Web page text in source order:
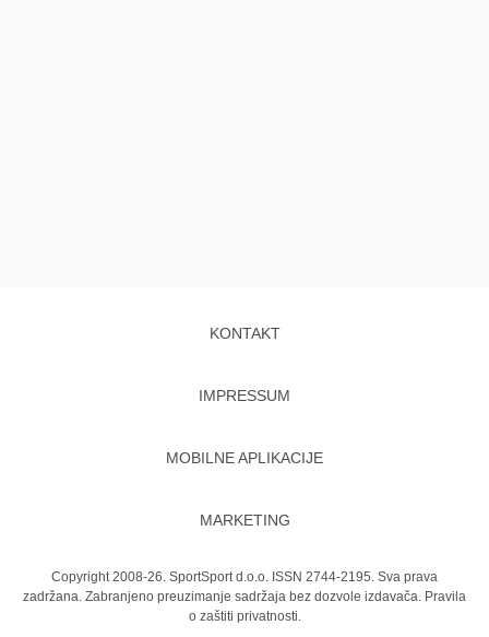
KONTAKT
IMPRESSUM
MOBILNE APLIKACIJE
MARKETING
Copyright 2008-26. SportSport d.o.o. ISSN 2744-2195. Sva prava
zadržana. Zabranjeno preuzimanje sadržaja bez dozvole izdavača. Pravila
o zaštiti privatnosti.